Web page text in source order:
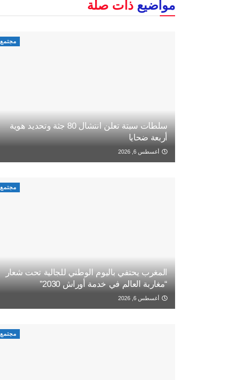
مواضيع ذات صلة
مجتمع
سلطات سبتة تعلن انتشال 80 جثة وتحديد هوية
أربعة ضحايا
أغسطس 6, 2026
مجتمع
المغرب يحتفي باليوم الوطني للجالية تحت شعار
“مغاربة العالم في خدمة أوراش 2030”
أغسطس 6, 2026
مجتمع